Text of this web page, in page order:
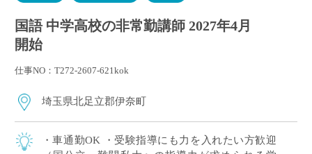
国語 中学高校の非常勤講師 2027年4月
開始
仕事NO：T272-2607-621kok
埼玉県北足立郡伊奈町
・車通勤OK ・受験指導にも力を入れたい方歓迎